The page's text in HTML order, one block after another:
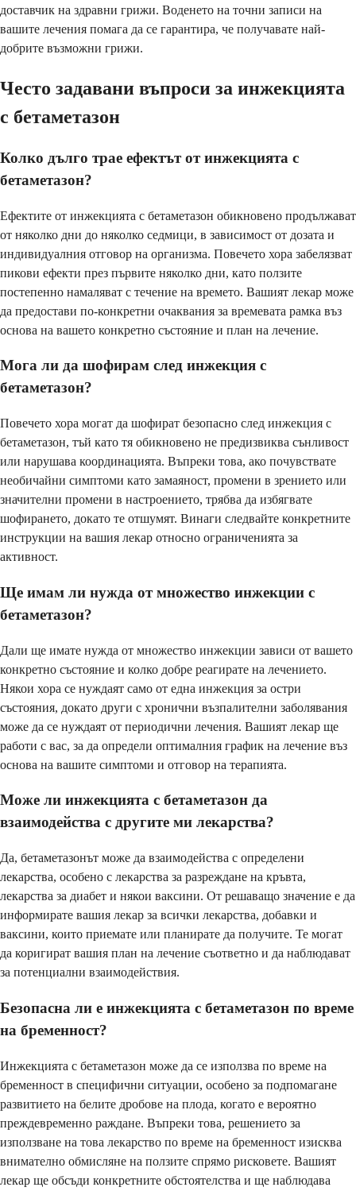
доставчик на здравни грижи. Воденето на точни записи на
вашите лечения помага да се гарантира, че получавате най-
добрите възможни грижи.
Често задавани въпроси за инжекцията
с бетаметазон
Колко дълго трае ефектът от инжекцията с
бетаметазон?
Ефектите от инжекцията с бетаметазон обикновено продължават
от няколко дни до няколко седмици, в зависимост от дозата и
индивидуалния отговор на организма. Повечето хора забелязват
пикови ефекти през първите няколко дни, като ползите
постепенно намаляват с течение на времето. Вашият лекар може
да предостави по-конкретни очаквания за времевата рамка въз
основа на вашето конкретно състояние и план на лечение.
Мога ли да шофирам след инжекция с
бетаметазон?
Повечето хора могат да шофират безопасно след инжекция с
бетаметазон, тъй като тя обикновено не предизвиква сънливост
или нарушава координацията. Въпреки това, ако почувствате
необичайни симптоми като замаяност, промени в зрението или
значителни промени в настроението, трябва да избягвате
шофирането, докато те отшумят. Винаги следвайте конкретните
инструкции на вашия лекар относно ограниченията за
активност.
Ще имам ли нужда от множество инжекции с
бетаметазон?
Дали ще имате нужда от множество инжекции зависи от вашето
конкретно състояние и колко добре реагирате на лечението.
Някои хора се нуждаят само от една инжекция за остри
състояния, докато други с хронични възпалителни заболявания
може да се нуждаят от периодични лечения. Вашият лекар ще
работи с вас, за да определи оптималния график на лечение въз
основа на вашите симптоми и отговор на терапията.
Може ли инжекцията с бетаметазон да
взаимодейства с другите ми лекарства?
Да, бетаметазонът може да взаимодейства с определени
лекарства, особено с лекарства за разреждане на кръвта,
лекарства за диабет и някои ваксини. От решаващо значение е да
информирате вашия лекар за всички лекарства, добавки и
ваксини, които приемате или планирате да получите. Те могат
да коригират вашия план на лечение съответно и да наблюдават
за потенциални взаимодействия.
Безопасна ли е инжекцията с бетаметазон по време
на бременност?
Инжекцията с бетаметазон може да се използва по време на
бременност в специфични ситуации, особено за подпомагане
развитието на белите дробове на плода, когато е вероятно
преждевременно раждане. Въпреки това, решението за
използване на това лекарство по време на бременност изисква
внимателно обмисляне на ползите спрямо рисковете. Вашият
лекар ще обсъди конкретните обстоятелства и ще наблюдава